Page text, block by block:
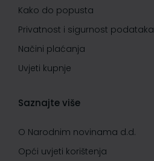
Kako do popusta
Privatnost i sigurnost podataka
Načini plaćanja
Uvjeti kupnje
Saznajte više
O Narodnim novinama d.d.
Opći uvjeti korištenja